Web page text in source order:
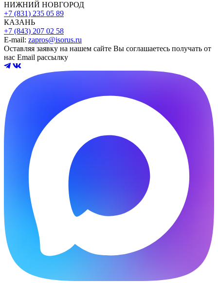
НИЖНИЙ НОВГОРОД
+7 (831) 235 05 89
КАЗАНЬ
+7 (843) 207 02 58
E-mail: zapros@isorus.ru
Оставляя заявку на нашем сайте Вы соглашаетесь получать от
нас Email рассылку